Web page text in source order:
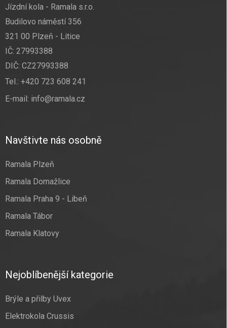
Jízdní kola - Ramala s.r.o.
Budilovo náměstí 356
321 00 Plzeň - Litice
IČ: 27993388
DIČ: CZ27993388
Tel.: +420 723 608 241
E-mail: info@ramala.cz
Navštivte nás osobně
Ramala Plzeň
Ramala Domažlice
Ramala Praha 9 - Libeň
Ramala Tábor
Ramala Klatovy
Nejoblíbenější kategorie
Brýle a přilby Uvex
Elektrokola Crussis